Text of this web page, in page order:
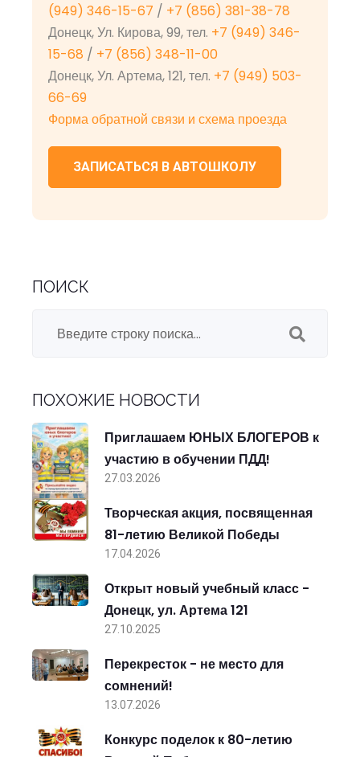
(949) 346-15-67 / +7 (856) 381-38-78
Донецк, Ул. Кирова, 99, тел. +7 (949) 346-
15-68 / +7 (856) 348-11-00
Донецк, Ул. Артема, 121, тел. +7 (949) 503-
66-69
Форма обратной связи и схема проезда
ЗАПИСАТЬСЯ В АВТОШКОЛУ
ПОИСК
ПОХОЖИЕ НОВОСТИ
Приглашаем ЮНЫХ БЛОГЕРОВ к
участию в обучении ПДД!
27.03.2026
Творческая акция, посвященная
81-летию Великой Победы
17.04.2026
Открыт новый учебный класс -
Донецк, ул. Артема 121
27.10.2025
Перекресток - не место для
сомнений!
13.07.2026
Конкурс поделок к 80-летию